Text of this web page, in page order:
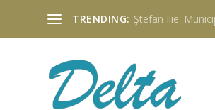
TRENDING: Ştefan Ilie: